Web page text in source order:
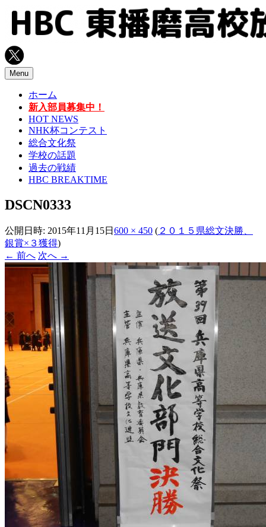
コ
テ
ン
ツ
へMenu
ホーム
新入部員募集中！
HOT NEWS
NHK杯コンテスト
総合文化祭
学校の話題
過去の戦績
HBC BREAKTIME
DSCN0333
公開日時: 2015年11月15日 600 × 450 ( ２０１５県総文決勝、
銀賞×３獲得)
← 前へ 次へ →